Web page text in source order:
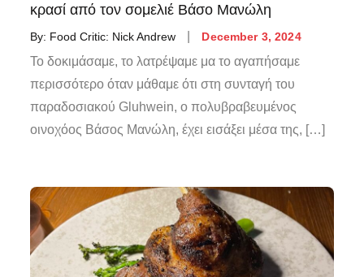
κρασί από τον σομελιέ Βάσο Μανώλη
By: Food Critic: Nick Andrew December 3, 2024
Το δοκιμάσαμε, το λατρέψαμε μα το αγαπήσαμε
περισσότερο όταν μάθαμε ότι στη συνταγή του
παραδοσιακού Gluhwein, ο πολυβραβευμένος
οινοχόος Βάσος Μανώλη, έχει εισάξει μέσα της, […]